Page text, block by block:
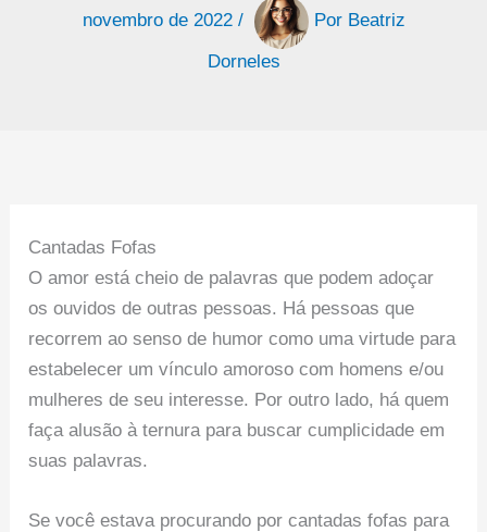
novembro de 2022 / Por Beatriz
Dorneles
Cantadas Fofas
O amor está cheio de palavras que podem adoçar
os ouvidos de outras pessoas. Há pessoas que
recorrem ao senso de humor como uma virtude para
estabelecer um vínculo amoroso com homens e/ou
mulheres de seu interesse. Por outro lado, há quem
faça alusão à ternura para buscar cumplicidade em
suas palavras.
Se você estava procurando por cantadas fofas para